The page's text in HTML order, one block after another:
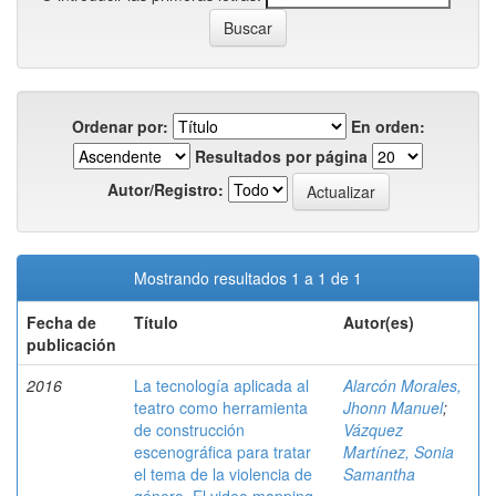
Ordenar por:
En orden:
Resultados por página
Autor/Registro:
Mostrando resultados 1 a 1 de 1
Fecha de
publicación
Título Autor(es)
2016
La tecnología aplicada al
teatro como herramienta
de construcción
escenográfica para tratar
el tema de la violencia de
Alarcón Morales,
Jhonn Manuel;
Vázquez
Martínez, Sonia
Samantha